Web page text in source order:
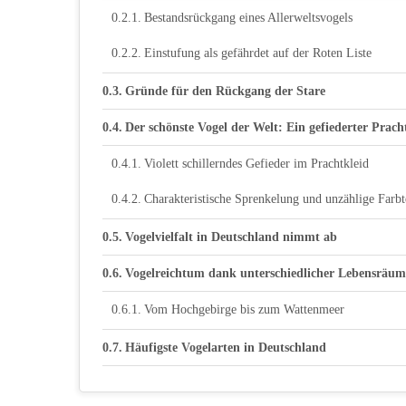
Bestandsrückgang eines Allerweltsvogels
Einstufung als gefährdet auf der Roten Liste
Gründe für den Rückgang der Stare
Der schönste Vogel der Welt: Ein gefiederter
Violett schillerndes Gefieder im Prachtkleid
Charakteristische Sprenkelung und unzählige
Vogelvielfalt in Deutschland nimmt ab
Vogelreichtum dank unterschiedlicher
Vom Hochgebirge bis zum Wattenmeer
Häufigste Vogelarten in Deutschland